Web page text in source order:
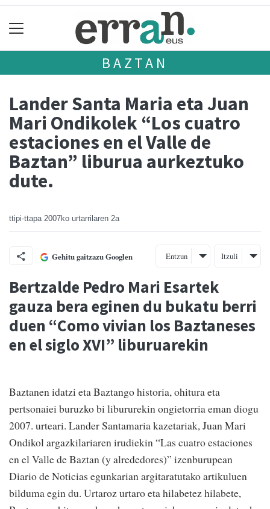
BAZTAN
Lander Santa Maria eta Juan
Mari Ondikolek “Los cuatro
estaciones en el Valle de
Baztan” liburua aurkeztuko
dute.
ttipi-ttapa 2007ko urtarrilaren 2a
Gehitu gaitzazu Googlen Entzun Itzuli
Bertzalde Pedro Mari Esartek
gauza bera eginen du bukatu berri
duen “Como vivian los Baztaneses
en el siglo XVI” liburuarekin
Baztanen idatzi eta Baztango historia, ohitura eta
pertsonaiei buruzko bi libururekin ongietorria eman diogu
2007. urteari. Lander Santamaria kazetariak, Juan Mari
Ondikol argazkilariaren irudiekin “Las cuatro estaciones
en el Valle de Baztan (y alrededores)” izenburupean
Diario de Noticias egunkarian argitaratutako artikuluen
bilduma egin du. Urtaroz urtaro eta hilabetez hilabete,